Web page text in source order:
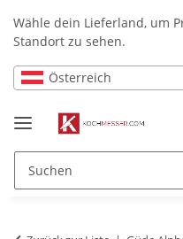
Wähle dein Lieferland, um
Standort zu sehen.
Österreich